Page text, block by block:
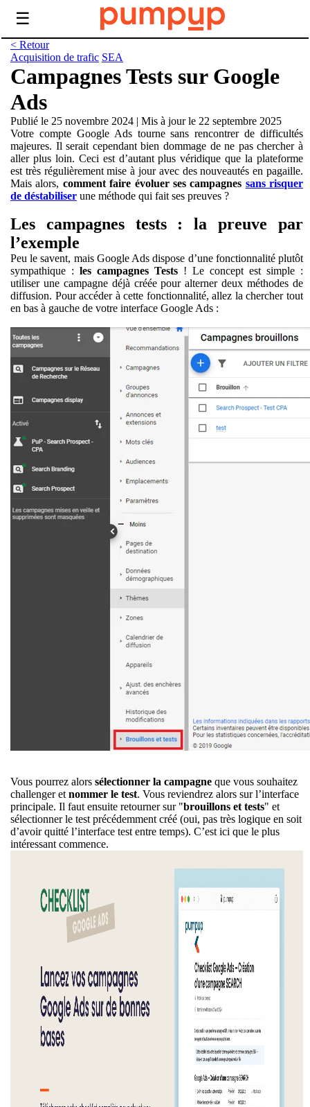
☰
< Retour
Acquisition de trafic SEA
Campagnes Tests sur Google
Ads
Publié le 25 novembre 2024 | Mis à jour le 22 septembre 2025
Votre compte Google Ads tourne sans rencontrer de difficultés
majeures. Il serait cependant bien dommage de ne pas chercher à
aller plus loin. Ceci est d’autant plus véridique que la plateforme
est très régulièrement mise à jour avec des nouveautés en pagaille.
Mais alors, comment faire évoluer ses campagnes sans risquer
de déstabiliser une méthode qui fait ses preuves ?
Les campagnes tests : la preuve par
l’exemple
Peu le savent, mais Google Ads dispose d’une fonctionnalité plutôt
sympathique : les campagnes Tests ! Le concept est simple :
utiliser une campagne déjà créée pour alterner deux méthodes de
diffusion. Pour accéder à cette fonctionnalité, allez la chercher tout
en bas à gauche de votre interface Google Ads :
Vous pourrez alors sélectionner la campagne que vous souhaitez
challenger et nommer le test. Vous reviendrez alors sur l’interface
principale. Il faut ensuite retourner sur "brouillons et tests" et
sélectionner le test précédemment créé (oui, pas très logique en soit
d’avoir quitté l’interface test entre temps). C’est ici que le plus
intéressant commence.